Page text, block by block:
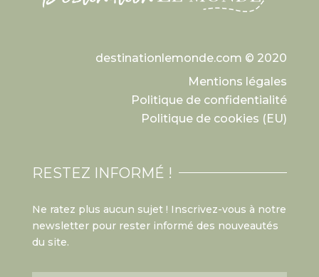
destinationlemonde.com © 2020
Mentions légales
Politique de confidentialité
Politique de cookies (EU)
RESTEZ INFORMÉ !
Ne ratez plus aucun sujet ! Inscrivez-vous à notre
newsletter pour rester informé des nouveautés
du site.